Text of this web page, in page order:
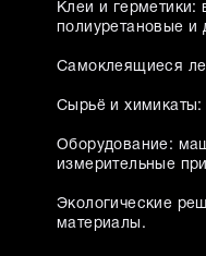
Клеи и
полиуретановые и
Самоклеящиеся
Сырьё и
Оборудование:
измерительные
Экологические
материалы.